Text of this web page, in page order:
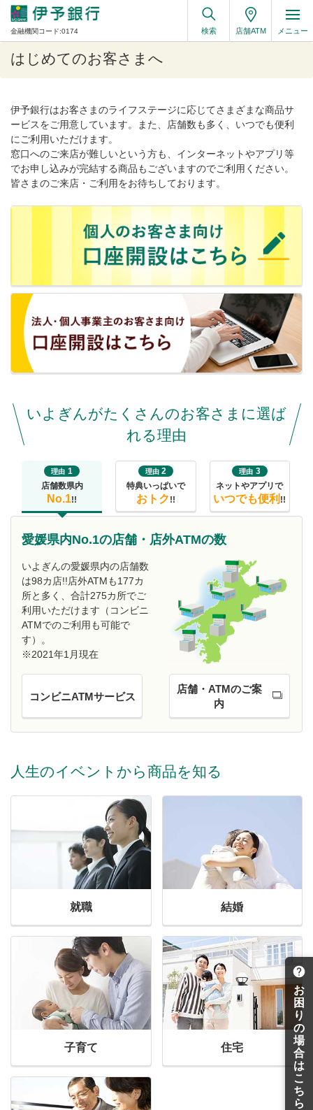
金融機関コード:0174 検索 店舗ATM メニュー
はじめてのお客さまへ
伊予銀行はお客さまのライフステージに応じてさまざまな商品サ
ービスをご用意しています。また、店舗数も多く、いつでも便利
にご利用いただけます。
窓口へのご来店が難しいという方も、インターネットやアプリ等
でお申し込みが完結する商品もございますのでご利用ください。
皆さまのご来店・ご利用をお待ちしております。
いよぎんがたくさんのお客さまに選ば
れる理由
理由 1
店舗数県内
No.1!!
理由 2
特典いっぱいで
おトク !!
理由 3
ネットやアプリで
いつでも便利 !!
愛媛県内No.1の店舗・店外ATMの数
いよぎんの愛媛県内の店舗数
は98カ店!!店外ATMも177カ
所と多く、合計275カ所でご
利用いただけます（コンビニ
ATMでのご利用も可能で
す）。
※2021年1月現在
コンビニATMサービス
店舗・ATMのご案
内
人生のイベントから商品を知る
就職 結婚
子育て 住宅
お
困
り
の
場
合
は
こ
ち
ら